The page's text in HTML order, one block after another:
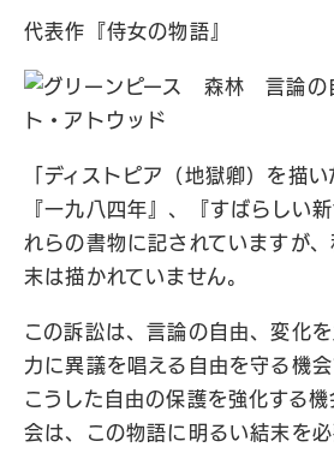
代表作『侍女の物語』
「ディストピア（地獄卿）を描
『一九八四年』、『すばらしい
れらの書物に記されていますが
末は描かれていません。
この訴訟は、言論の自由、変化
力に異議を唱える自由を守る機
こうした自由の保護を強化する
会は、この物語に明るい結末を必